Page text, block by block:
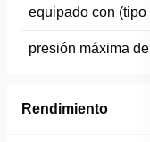
equipado con (tipo
presión máxima
Rendimiento